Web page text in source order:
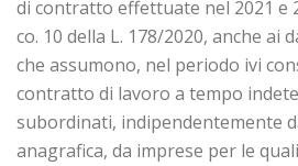
di contratto effettuate nel 2021 e
co. 10 della L. 178/2020, anche ai
che assumono, nel periodo ivi
contratto di lavoro a tempo
subordinati, indipendentemente
anagrafica, da imprese per le